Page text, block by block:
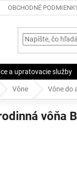
OBCHODNÉ
a upratovacie služby
Vône Vône do
vôňa